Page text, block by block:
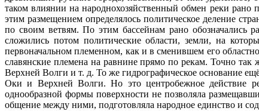
таком влиянии на народнохозяйственный обмен реки рано
этим размещением определялось политическое деление
по своим ветвям. По этим бассейнам рано обозначались
сложились потом политические области, земли, на
первоначальном племенном, как и в сменившем его
славянские племена на равнине прямо по рекам. Точно так
Верхней Волги и т. д. То же гидрографическое основание
Оки и Верхней Волги. Но это центробежное действие
однообразной формы поверхности не позволяла
общение между ними, подготовляла народное единство и